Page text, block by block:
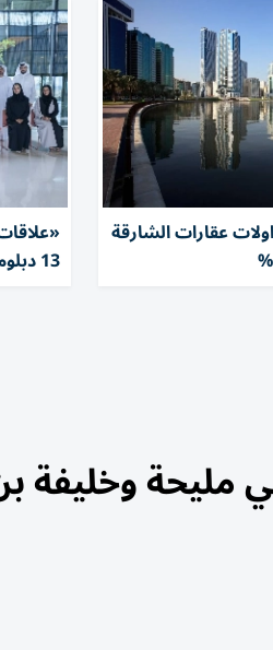
عقارات الشارقة
13 دبلوماسياً
مليحة وخليفة